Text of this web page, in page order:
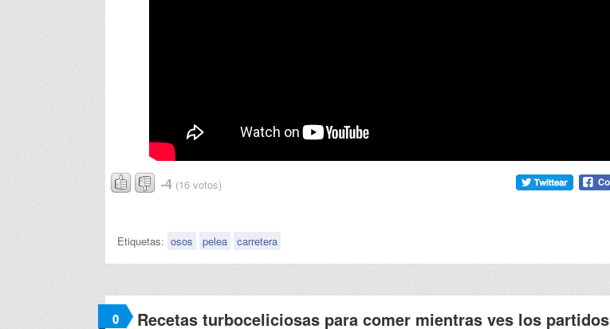
-4 (16 votos)
Etiquetas: osos pelea carretera
0 Recetas turboceliciosas para comer mientras ves los partidos